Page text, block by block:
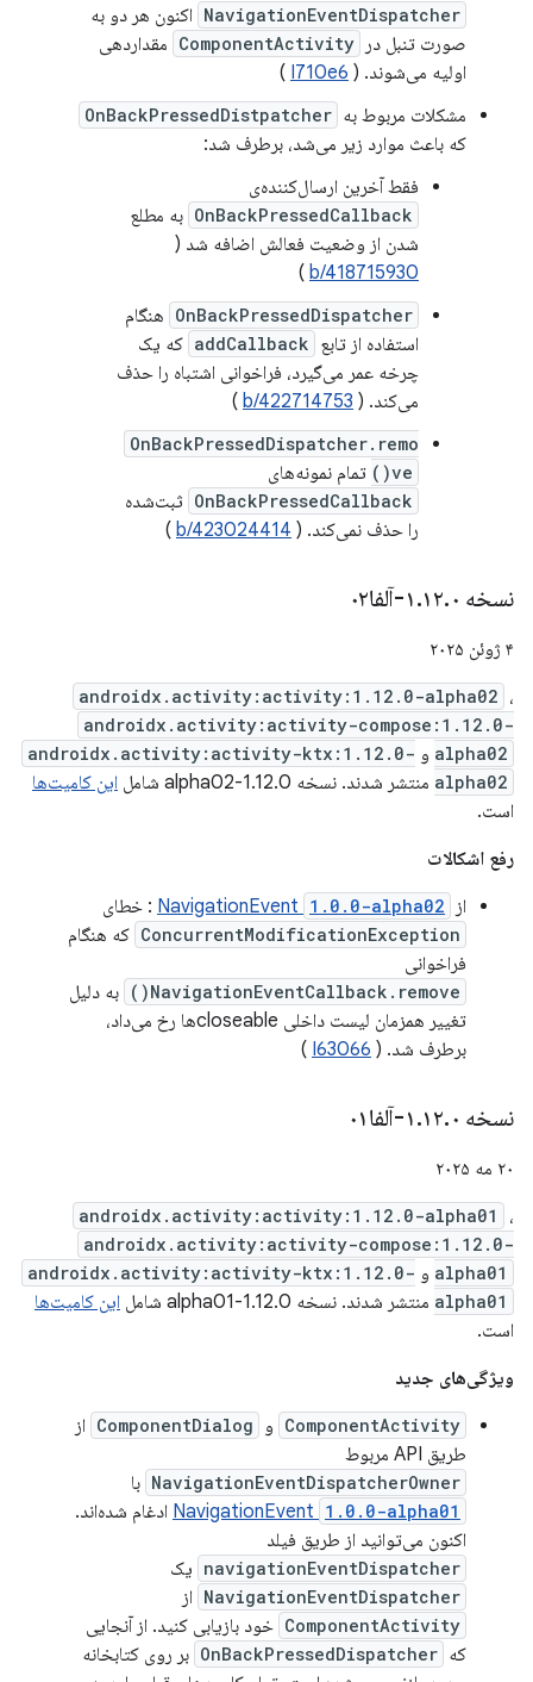
NavigationEventDispatcher اکنون هر دو به
صورت تنبل در
ComponentActivity مقداردهی
اولیه می‌شوند. ( I710e6
)
مشکلات مربوط به OnBackPressedDistpatcher
که باعث موارد زیر می‌شد، برطرف شد:
فقط آخرین ارسال‌کننده‌ی
OnBackPressedCallback به مطلع
شدن از وضعیت فعالش اضافه شد (
b/418715930
)
OnBackPressedDispatcher هنگام
استفاده از تابع addCallback که یک
چرخه عمر می‌گیرد، فراخوانی اشتباه را حذف
می‌کند. ( b/422714753
)
OnBackPressedDispatcher.remo
ve()
تمام نمونه‌های
OnBackPressedCallback ثبت‌شده
را حذف نمی‌کند. ( b/423024414
)
نسخه ۱ .۱۲.۰-آلفا۰۲
۴ ژوئن ۲۰۲۵
androidx.activity:activity:1.12.0-alpha02 ،
androidx.activity:activity-compose:1.12.0-
alpha02 و androidx.activity:activity-ktx:1.12.0-
alpha02 منتشر شدند. نسخه 1.12.0-alpha02 شامل
این کامیت‌ها
است.
رفع اشکالات
از
NavigationEvent 1.0.0-alpha02 : خطای
ConcurrentModificationException که هنگام
فراخوانی
NavigationEventCallback.remove()
به دلیل
تغییر همزمان لیست داخلی closeableها رخ می‌داد،
برطرف شد. ( I63066
)
نسخه ۱ .۱۲.۰-آلفا۰۱
۲۰ مه ۲۰۲۵
androidx.activity:activity:1.12.0-alpha01 ،
androidx.activity:activity-compose:1.12.0-
alpha01 و androidx.activity:activity-ktx:1.12.0-
alpha01 منتشر شدند. نسخه 1.12.0-alpha01 شامل
این کامیت‌ها
است.
ویژگی‌های جدید
ComponentActivity و ComponentDialog از
طریق API مربوط
NavigationEventDispatcherOwner با
NavigationEvent 1.0.0-alpha01
ادغام شده‌اند.
اکنون می‌توانید از طریق فیلد
navigationEventDispatcher یک
NavigationEventDispatcher از
ComponentActivity خود بازیابی کنید. از آنجایی
که OnBackPressedDispatcher بر روی کتابخانه